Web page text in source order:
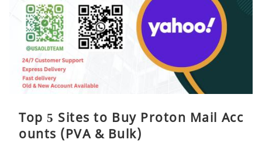
Top 5 Sites to Buy Proton Mail Acc
ounts (PVA & Bulk)